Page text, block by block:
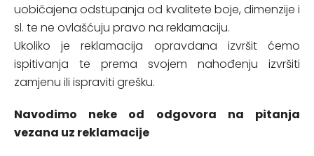
uobičajena odstupanja od kvalitete boje, dimenzije i
sl. te ne ovlašćuju pravo na reklamaciju.
Ukoliko je reklamacija opravdana izvršit ćemo
ispitivanja te prema svojem nahođenju izvršiti
zamjenu ili ispraviti grešku.
Navodimo neke od odgovora na pitanja
vezana uz reklamacije